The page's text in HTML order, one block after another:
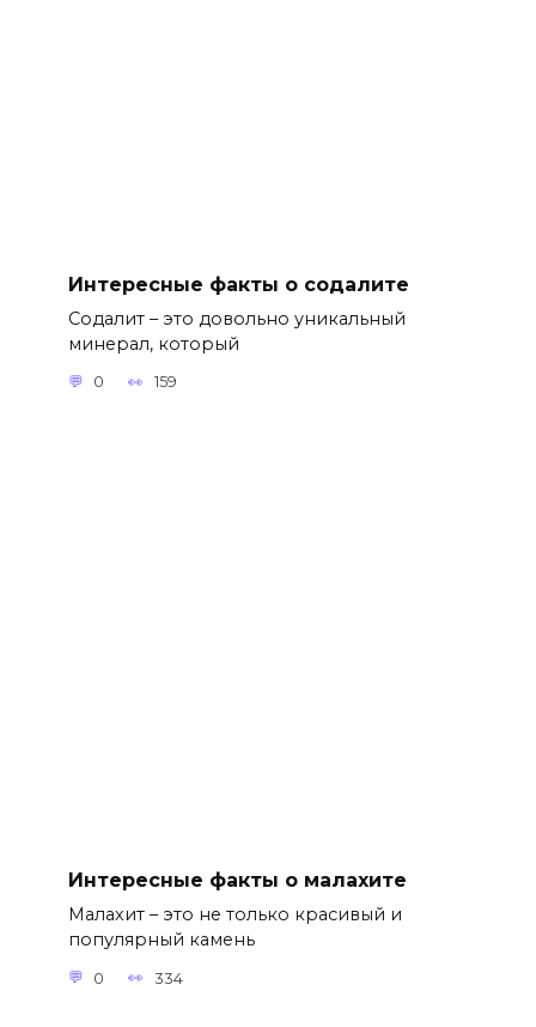
Интересные факты о содалите
Содалит – это довольно уникальный
минерал, который
0 159
Интересные факты о малахите
Малахит – это не только красивый и
популярный камень
0 334